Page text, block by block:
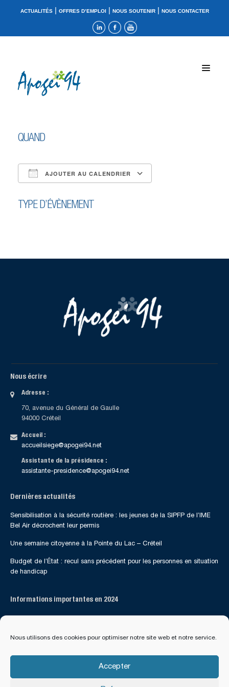
ACTUALITÉS| OFFRES D’EMPLOI| NOUS SOUTENIR| NOUS CONTACTER
Nous utilisons des cookies pour optimiser notre site web et notre service.
Accepter
QUAND
AJOUTER AU CALENDRIER
TYPE D’ÉVÈNEMENT
Nous écrire
Adresse :
70, avenue du Général de Gaulle
94000 Créteil
Accueil :
accueilsiege@apogei94.net
Assistante de la présidence :
assistante-presidence@apogei94.net
Dernières actualités
Sensibilisation à la sécurité routière : les jeunes de la SIPFP de l’IME
Bel Air décrochent leur permis
Une semaine citoyenne à la Pointe du Lac – Créteil
Budget de l’État : recul sans précédent pour les personnes en situation
de handicap
Informations importantes en 2024